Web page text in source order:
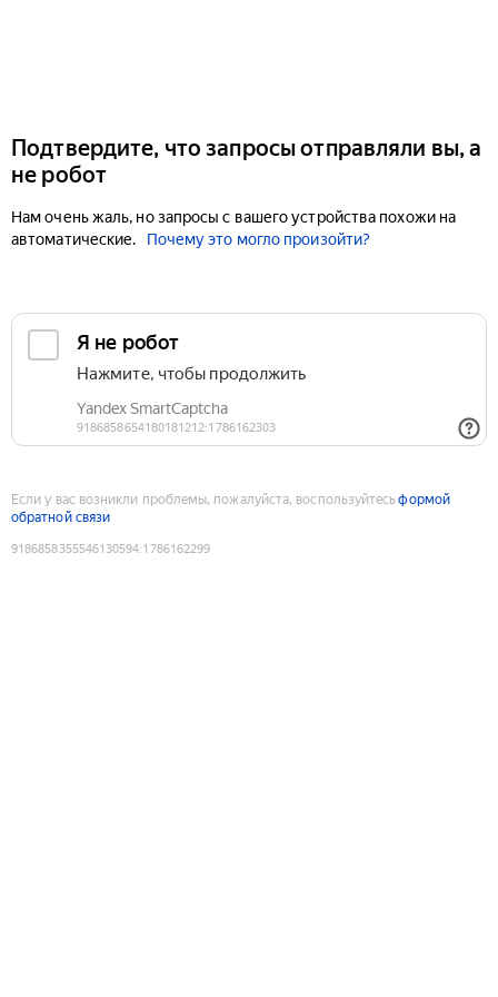
Подтвердите, что запросы отправляли вы, а
не робот
Нам очень жаль, но запросы с вашего устройства похожи на
автоматические.
Почему это могло произойти?
Если у вас возникли проблемы, пожалуйста, воспользуйтесьформой
обратной связи
9186858355546130594:1786162299